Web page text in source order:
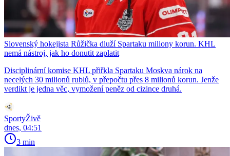
Slovenský hokejista Růžička dluží Spartaku miliony korun. KHL
nemá nástroj, jak ho donutit zaplatit
Disciplinární komise KHL přiřkla Spartaku Moskva nárok na
necelých 30 milionů rublů, v přepočtu přes 8 milionů korun. Jenže
verdikt je jedna věc, vymožení peněz od cizince druhá.
SportyŽivě
dnes, 04:51
3 min